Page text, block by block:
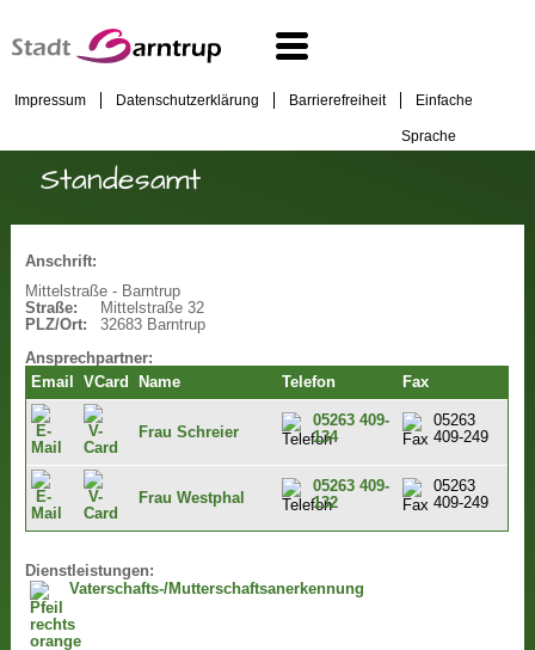
Impressum Datenschutzerklärung Barrierefreiheit Einfache
Sprache
Standesamt
Anschrift:
Mittelstraße - Barntrup
Straße:
Mittelstraße 32
PLZ/Ort:
32683 Barntrup
Ansprechpartner:
Email
VCard Name Telefon Fax
Frau Schreier
05263 409-
134
05263
409-249
Frau Westphal
05263 409-
132
05263
409-249
Dienstleistungen:
Vaterschafts-/Mutterschaftsanerkennung